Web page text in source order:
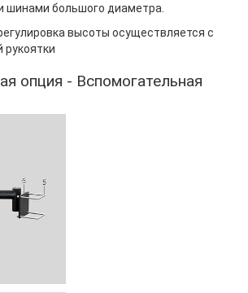
шинами большого диаметра.
высоты осуществляется с
опция - Вспомогательная